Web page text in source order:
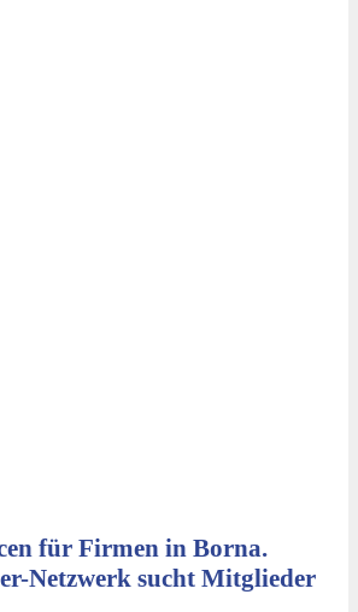
für Firmen in Borna.
Netzwerk sucht Mitglieder